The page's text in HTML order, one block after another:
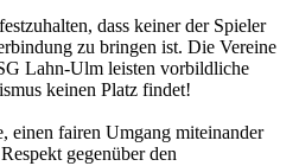
dass keiner der Spieler
zu bringen ist. Die Vereine
Lahn-Ulm leisten vorbildliche
keinen Platz findet!
einen fairen Umgang miteinander
gegenüber den